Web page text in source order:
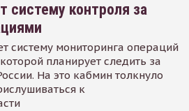
систему контроля за
систему мониторинга операций
планирует следить за
На это кабмин толкнуло
к